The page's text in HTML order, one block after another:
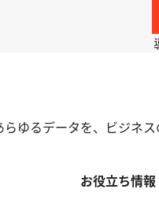
らゆるデータを、ビジネス
お役立ち情報